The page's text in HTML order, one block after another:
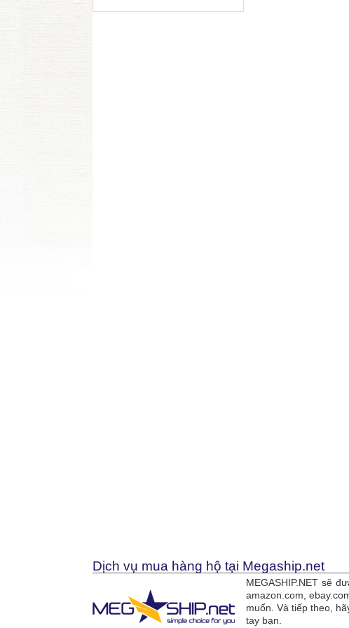
Dịch vụ mua hàng hộ tại Megaship.net
MEGASHIP.NET sẽ
amazon.com,
muốn. Và tiếp theo,
tay bạn.